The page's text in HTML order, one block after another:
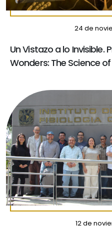
24 de
Un Vistazo a lo Invisible.
Wonders: The Science
12 de